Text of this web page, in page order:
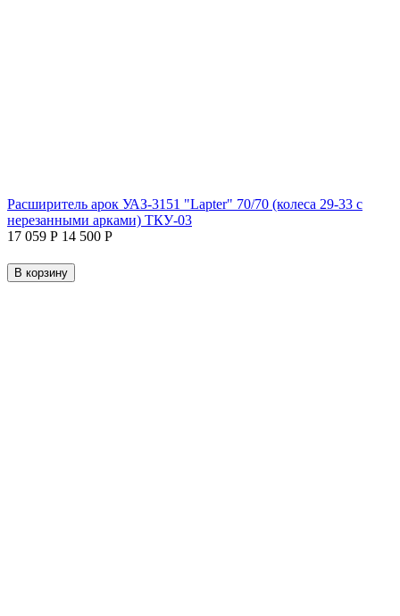
Расширитель арок УАЗ-3151 "Lapter" 70/70 (колеса 29-33 с
нерезанными арками) ТКУ-03
17 059 Р 14 500 Р
В корзину